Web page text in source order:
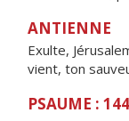
ANTIENNE
Exulte,
vient, ton
PSAUME :